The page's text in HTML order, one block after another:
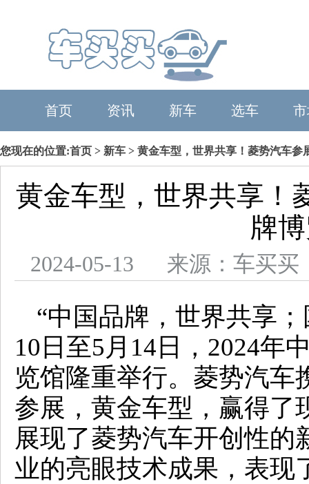
首页 资讯 新车 选车
您现在的位置:首页 > 新车 > 黄金车型，世界共享！菱势汽车参
黄金车型，世界共享！
牌
2024-05-13 来源：车买
“中国品牌，世界共享
10日至5月14日，2024年
览馆隆重举行。菱势汽车
参展，黄金车型，赢得了
展现了菱势汽车开创性的
业的亮眼技术成果，表现